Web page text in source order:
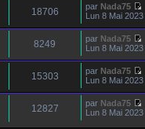
18706 par Nada75
Lun 8 Mai
8249 par Nada75
Lun 8 Mai 2023
15303 par Nada75
Lun 8 Mai 2023
12827 par Nada75
Lun 8 Mai 2023